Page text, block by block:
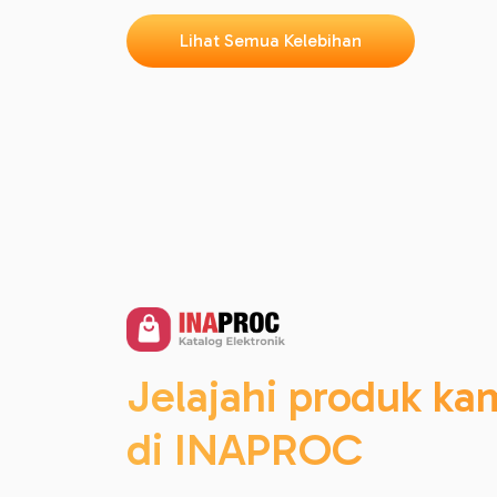
Lihat Semua Kelebihan
Jelajahi produk
di INAPROC